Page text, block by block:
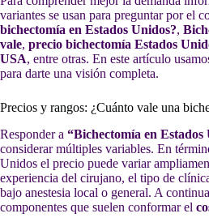
variantes se usan para preguntar por el
bichectomía en Estados Unidos?,
vale, precio bichectomía Estados
USA, entre otras. En este artículo
para darte una visión completa.
Precios y rangos: ¿Cuánto vale una
Responder a “Bichectomía en Estados
considerar múltiples variables. En
Unidos el precio puede variar
experiencia del cirujano, el tipo de
bajo anestesia local o general. A
componentes que suelen conformar el